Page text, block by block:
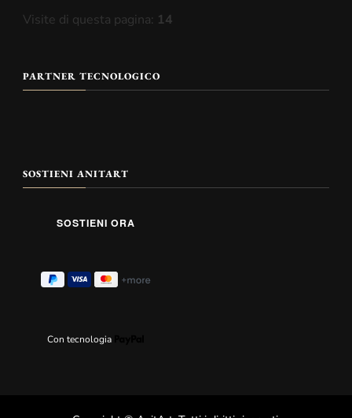
Visite di questa pagina: 14
PARTNER TECNOLOGICO
SOSTIENI ANITART
Con tecnologia